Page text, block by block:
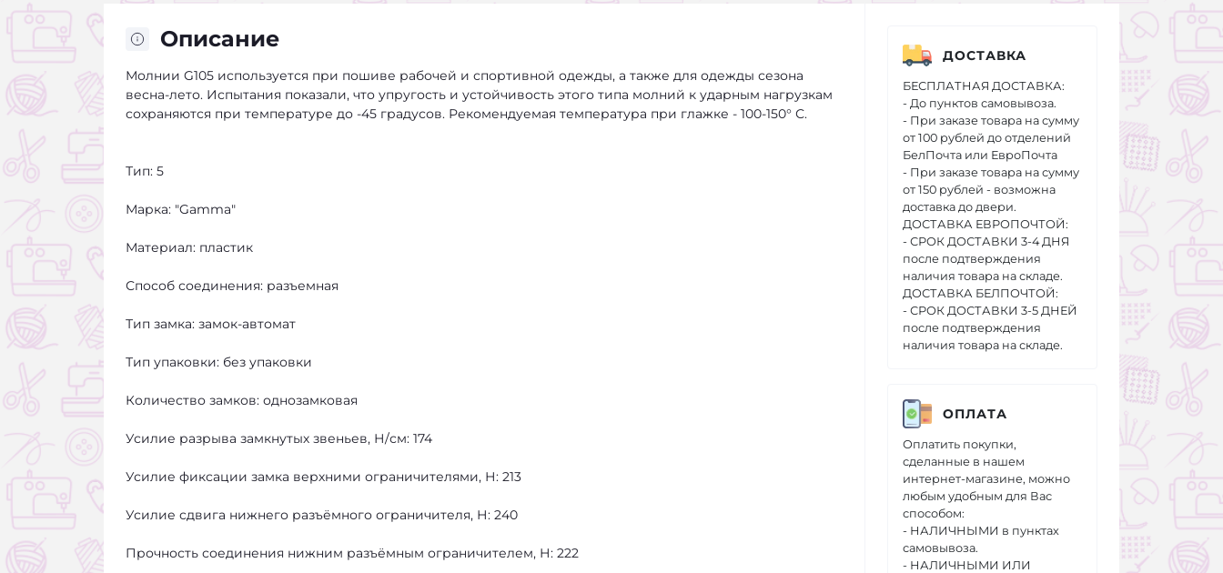
Описание
Молнии G105 используется при пошиве рабочей и спортивной одежды, а также для одежды сезона
весна-лето. Испытания показали, что упругость и устойчивость этого типа молний к ударным нагрузкам
сохраняются при температуре до -45 градусов. Рекомендуемая температура при глажке - 100-150° С.
Тип: 5
Марка: "Gamma"
Материал: пластик
Способ соединения: разъемная
Тип замка: замок-автомат
Тип упаковки: без упаковки
Количество замков: однозамковая
Усилие разрыва замкнутых звеньев, Н/см: 174
Усилие фиксации замка верхними ограничителями, Н: 213
Усилие сдвига нижнего разъёмного ограничителя, Н: 240
Прочность соединения нижним разъёмным ограничителем, Н: 222
ДОСТАВКА
БЕСПЛАТНАЯ ДОСТАВКА:
- До пунктов самовывоза.
- При заказе товара на сумму
от 100 рублей до отделений
БелПочта или ЕвроПочта
- При заказе товара на сумму
от 150 рублей - возможна
доставка до двери.
ДОСТАВКА ЕВРОПОЧТОЙ:
- СРОК ДОСТАВКИ 3-4 ДНЯ
после подтверждения
наличия товара на складе.
ДОСТАВКА БЕЛПОЧТОЙ:
- СРОК ДОСТАВКИ 3-5 ДНЕЙ
после подтверждения
наличия товара на складе.
ОПЛАТА
Оплатить покупки,
сделанные в нашем
интернет-магазине, можно
любым удобным для Вас
способом:
- НАЛИЧНЫМИ в пунктах
самовывоза.
- НАЛИЧНЫМИ ИЛИ